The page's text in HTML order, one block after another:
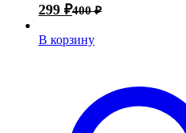
299 ₽400₽
В корзину